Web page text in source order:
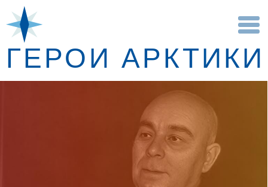
ГЕРОИ АРКТИКИ